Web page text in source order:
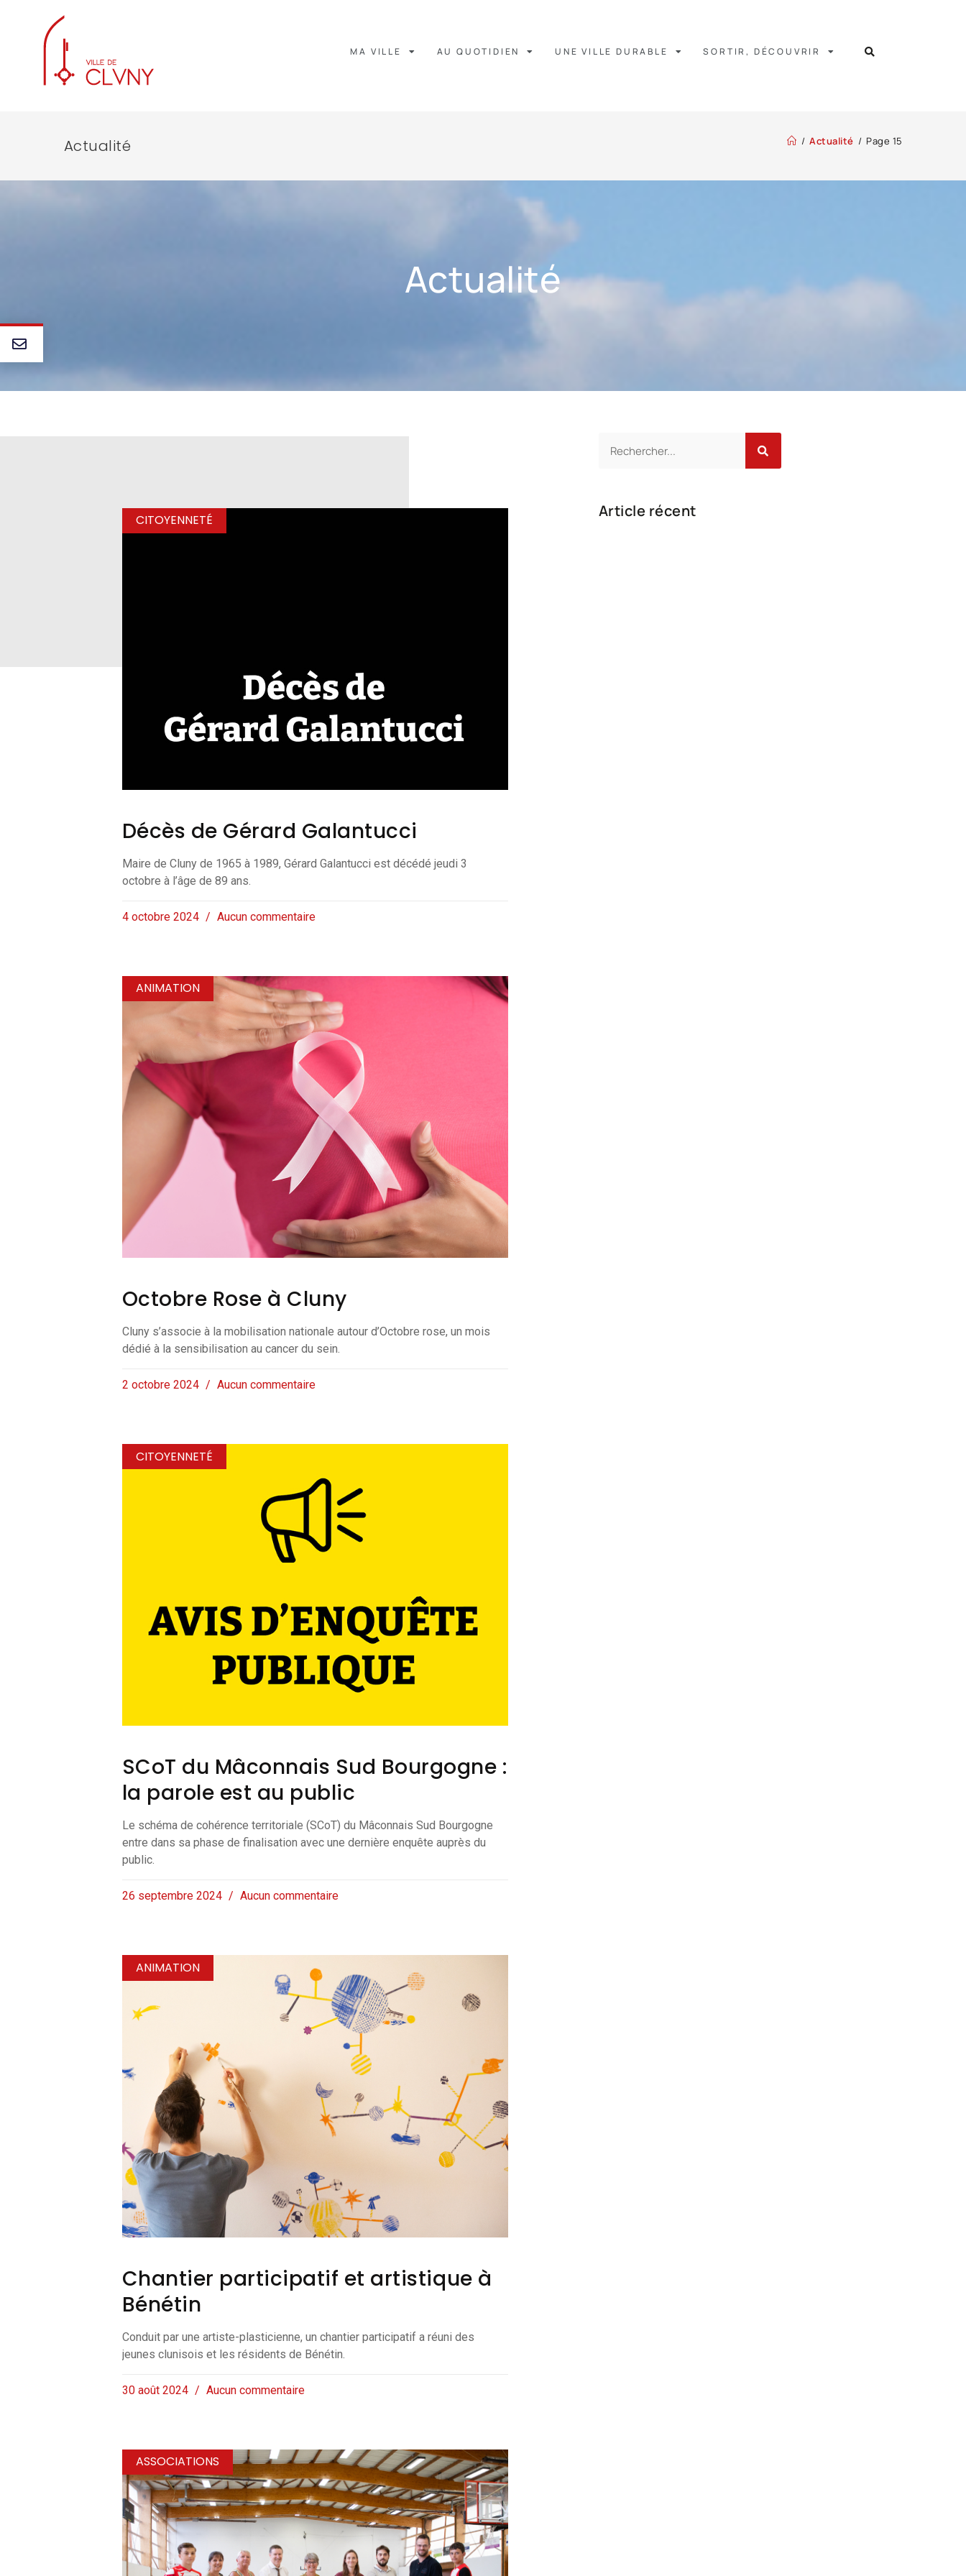
MA VILLE AU QUOTIDIEN UNE VILLE DURABLE SORTIR, DÉCOUVRIR
Actualité / Actualité / Page 15
Actualité
CITOYENNETÉ
Décès de Gérard Galantucci
Maire de Cluny de 1965 à 1989, Gérard Galantucci est décédé jeudi 3
octobre à l’âge de 89 ans.
4 octobre 2024 Aucun commentaire
ANIMATION
Octobre Rose à Cluny
Cluny s’associe à la mobilisation nationale autour d’Octobre rose, un mois
dédié à la sensibilisation au cancer du sein.
2 octobre 2024 Aucun commentaire
CITOYENNETÉ
SCoT du Mâconnais Sud Bourgogne :
la parole est au public
Le schéma de cohérence territoriale (SCoT) du Mâconnais Sud Bourgogne
entre dans sa phase de finalisation avec une dernière enquête auprès du
public.
26 septembre 2024 Aucun commentaire
ANIMATION
Chantier participatif et artistique à
Bénétin
Conduit par une artiste-plasticienne, un chantier participatif a réuni des
jeunes clunisois et les résidents de Bénétin.
30 août 2024 Aucun commentaire
ASSOCIATIONS
Article récent